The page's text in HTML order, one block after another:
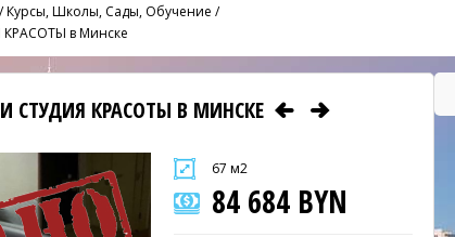
/Курсы, Школы, Сады, Обучение /
в Минске
СТУДИЯ КРАСОТЫ В МИНСКЕ
67 м2
84 684 BYN